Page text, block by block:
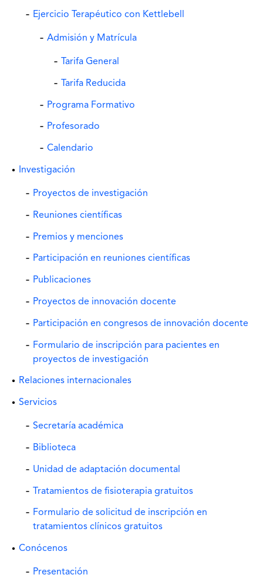
Ejercicio Terapéutico con Kettlebell
Admisión y Matrícula
Tarifa General
Tarifa Reducida
Programa Formativo
Profesorado
Calendario
Investigación
Proyectos de investigación
Reuniones científicas
Premios y menciones
Participación en reuniones científicas
Publicaciones
Proyectos de innovación docente
Participación en congresos de innovación docente
Formulario de inscripción para pacientes en
proyectos de investigación
Relaciones internacionales
Servicios
Secretaría académica
Biblioteca
Unidad de adaptación documental
Tratamientos de fisioterapia gratuitos
Formulario de solicitud de inscripción en
tratamientos clínicos gratuitos
Conócenos
Presentación